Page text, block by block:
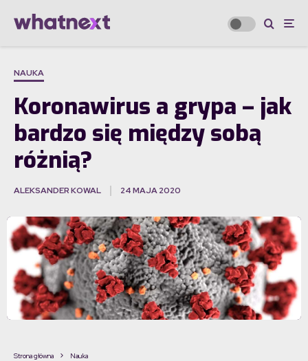
NAUKA
Koronawirus a grypa – jak
bardzo się między sobą
różnią?
ALEKSANDER KOWAL 24 MAJA 2020
Strona główna Nauka